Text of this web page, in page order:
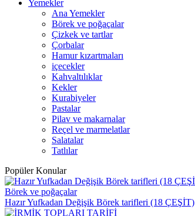
Yemekler
Ana Yemekler
Börek ve poğaçalar
Çizkek ve tartlar
Çorbalar
Hamur kızartmaları
içecekler
Kahvaltılıklar
Kekler
Kurabiyeler
Pastalar
Pilav ve makarnalar
Reçel ve marmelatlar
Salatalar
Tatlılar
Popüler Konular
Börek ve poğaçalar
Hazır Yufkadan Değişik Börek tarifleri (18 ÇEŞİT)